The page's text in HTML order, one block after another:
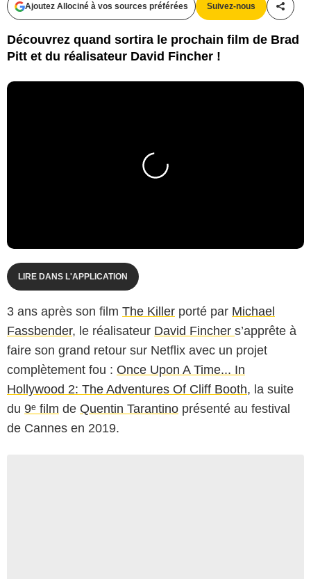
Ajoutez Allociné à vos sources préférées Suivez-nous
Découvrez quand sortira le prochain film de Brad
Pitt et du réalisateur David Fincher !
LIRE DANS L'APPLICATION
3 ans après son film The Killer porté par Michael
Fassbender, le réalisateur David Fincher s’apprête à
faire son grand retour sur Netflix avec un projet
complètement fou : Once Upon A Time... In
Hollywood 2: The Adventures Of Cliff Booth, la suite
du 9ᵉ film de Quentin Tarantino présenté au festival
de Cannes en 2019.